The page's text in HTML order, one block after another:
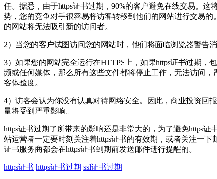
任。据悉，由于https证书过期，90%的客户避免在线交易。这
势，您的竞争对手很容易将访客转移到他们的网站进行交易的
的网站将无法吸引新的访问者。
2）当您的客户试图访问您的网站时，他们将面临浏览器警告
3）如果您的网站完全运行在HTTPS上，如果https证书过期，
频或任何媒体，那么所有这些文件都将停止工作，无法访问，
客体验度。
4）访客会认为你没有认真对待网络安全。因此，商业投资回
量将受到严重影响。
https证书过期了所带来的影响还是非常大的，为了避免https证
站运营者一定要时刻关注着https证书的有效期，或者关注一下
证书服务商都会在https证书到期前发送邮件进行提醒的。
https证书 https证书过期 ssl证书过期